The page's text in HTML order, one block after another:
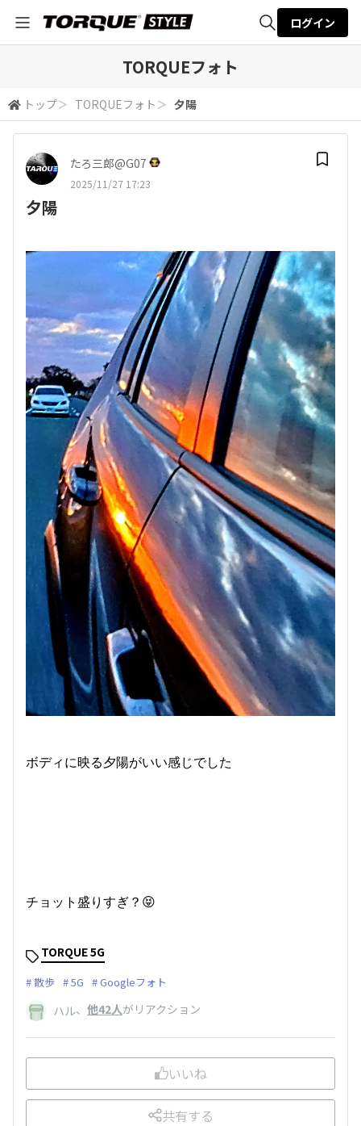
検索
ログイン
TORQUEフォト
トップ＞ TORQUEフォト ＞ 夕陽
たろ三郎@G07
2025/11/27 17:23
夕陽
ボディに映る夕陽がいい感じでした
チョット盛りすぎ？😝
TORQUE 5G
散歩 5G Googleフォト
ハル、 他42人がリアクション
いいね
共有する